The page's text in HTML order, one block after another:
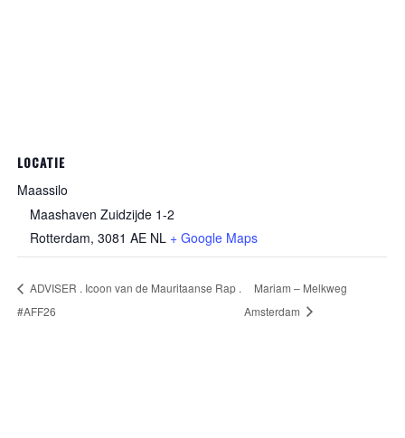
LOCATIE
Maassilo
Maashaven Zuidzijde 1-2
Rotterdam, 3081 AE NL + Google Maps
ADVISER . Icoon van de Mauritaanse Rap .
#AFF26
Mariam – Melkweg
Amsterdam